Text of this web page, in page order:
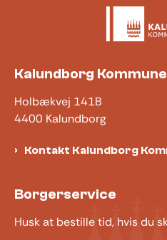
Kalundborg Kommune
Holbækvej 141B
4400 Kalundborg
Kontakt Kalundborg
Borgerservice
Husk at bestille tid, hvis du